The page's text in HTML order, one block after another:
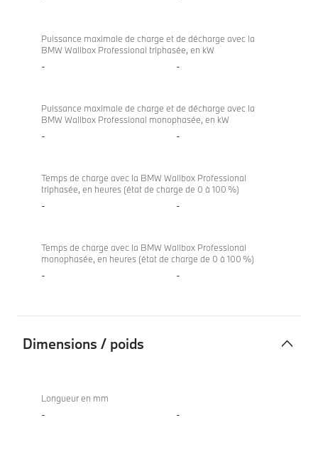
Puissance maximale de charge et de décharge avec la
BMW Wallbox Professional triphasée, en kW
- -
Puissance maximale de charge et de décharge avec la
BMW Wallbox Professional monophasée, en kW
- -
Temps de charge avec la BMW Wallbox Professional
triphasée, en heures (état de charge de 0 à 100 %)
- -
Temps de charge avec la BMW Wallbox Professional
monophasée, en heures (état de charge de 0 à 100 %)
- -
Dimensions / poids
poids
Longueur en mm
- -